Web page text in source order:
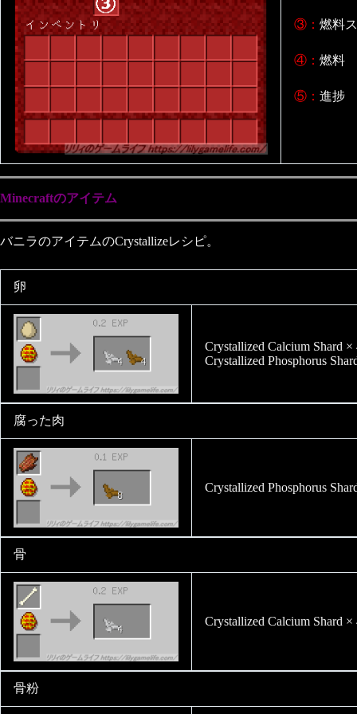
③： 燃料
④： 燃料
⑤： 進捗
Minecraftのアイテム
バニラのアイテムのCrystallizeレシピ。
卵
Crystallized Calcium Shard ×
Crystallized Phosphorus
腐った肉
Crystallized Phosphorus
骨
Crystallized Calcium Shard ×
骨粉